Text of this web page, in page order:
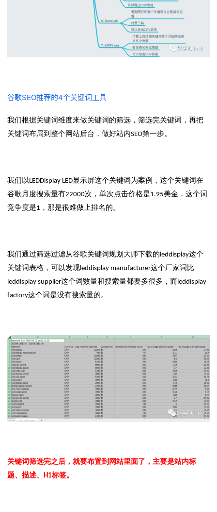
谷歌SEO推荐的4个关键词工具
我们根据关键词维度来做关键词的筛选，筛选完关键词，再把
关键词布局到整个网站后台，做好站内SEO第一步。
我们以LEDDisplay LED显示屏这个关键词为案例，这个关键词在
谷歌月度搜索量有22000次，单次点击价格是1.95美金，这个词
竞争度是1，那是很难做上排名的。
我们通过筛选过滤从谷歌关键词规划大师下载的leddisplay这个
关键词表格，可以发现leddisplay manufacturer这个厂家词比
leddisplay supplier这个词数量和搜索量都要多很多，而leddisplay
factory这个词是没有搜索量的。
关键词筛选完之后，就要布置到网站里面了，主要是站内标
题、描述、H1标签。